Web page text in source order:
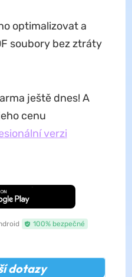
optimalizovat a
soubory bez ztráty
ještě dnes! A
cenu
verzi
stažení
100% bezpečné
dotazy